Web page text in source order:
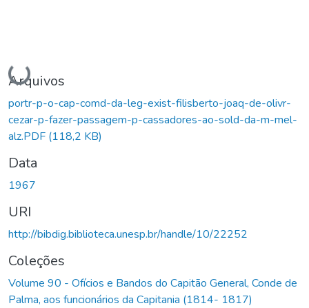
Carregando...
Arquivos
portr-p-o-cap-comd-da-leg-exist-filisberto-joaq-de-olivr-
cezar-p-fazer-passagem-p-cassadores-ao-sold-da-m-mel-
alz.PDF (118,2 KB)
Data
1967
URI
http://bibdig.biblioteca.unesp.br/handle/10/22252
Coleções
Volume 90 - Ofícios e Bandos do Capitão General, Conde de
Palma, aos funcionários da Capitania (1814- 1817)